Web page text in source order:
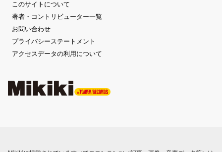
このサイトについて
著者・コントリビューター一覧
お問い合わせ
プライバシーステートメント
アクセスデータの利用について